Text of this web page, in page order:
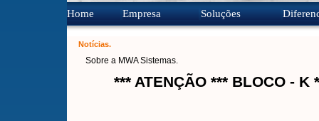
Home Empresa Soluções
Notícias.
Sobre a MWA Sistemas.
*** ATENÇÃO *** BLOCO - K